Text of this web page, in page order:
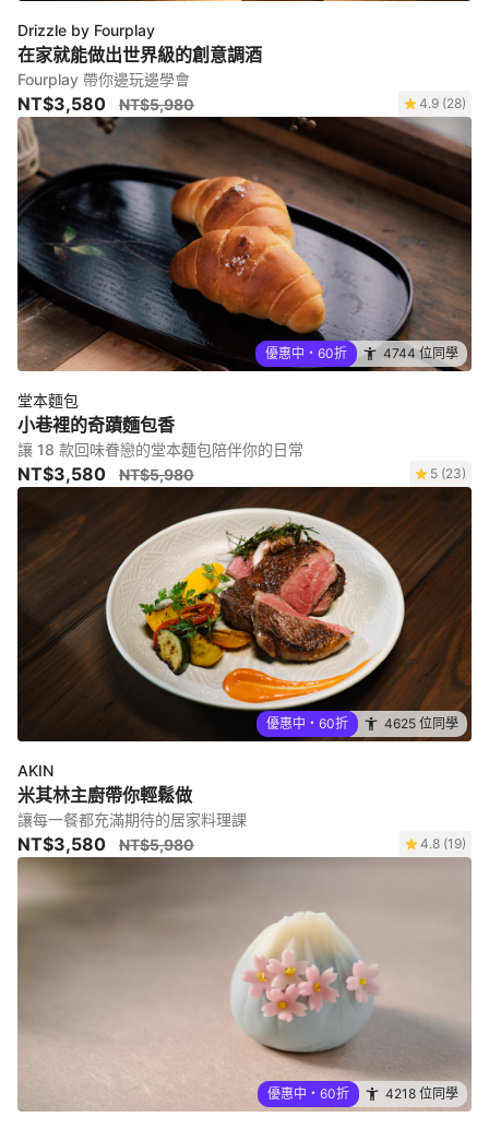
Drizzle by Fourplay
在家就能做出世界級的創意調酒
Fourplay 帶你邊玩邊學會
NT$3,580 NT$5,980 4.9 (28)
優惠中・60折 4744 位同學
堂本麵包
小巷裡的奇蹟麵包香
讓 18 款回味眷戀的堂本麵包陪伴你的日常
NT$3,580 NT$5,980 5 (23)
優惠中・60折 4625 位同學
AKIN
米其林主廚帶你輕鬆做
讓每一餐都充滿期待的居家料理課
NT$3,580 NT$5,980 4.8 (19)
優惠中・60折 4218 位同學